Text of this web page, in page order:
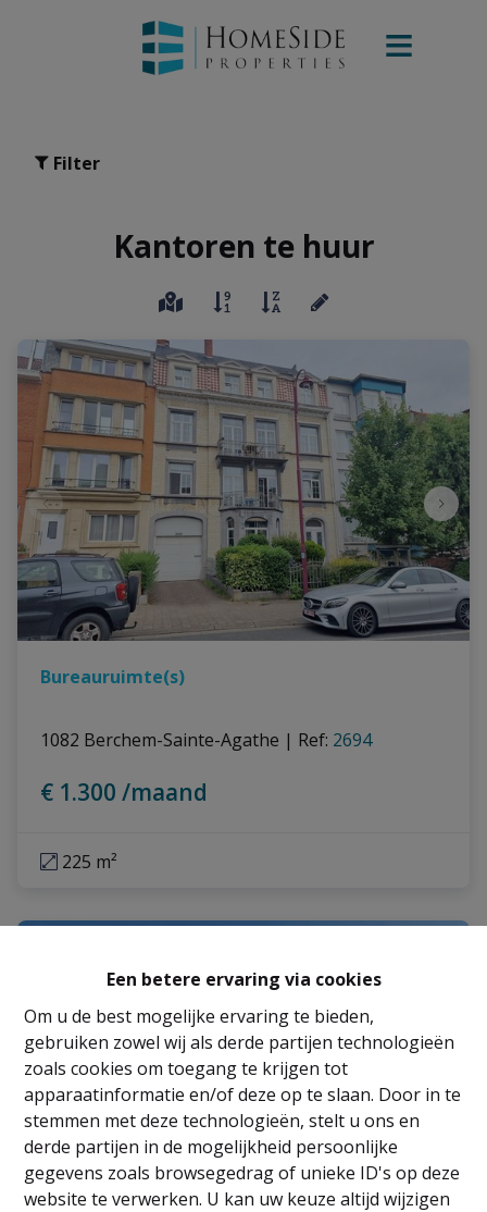
Een betere ervaring via cookies
Om u de best mogelijke ervaring te bieden,
gebruiken zowel wij als derde partijen technologieën
zoals cookies om toegang te krijgen tot
apparaatinformatie en/of deze op te slaan. Door in te
stemmen met deze technologieën, stelt u ons en
derde partijen in de mogelijkheid persoonlijke
gegevens zoals browsegedrag of unieke ID's op deze
website te verwerken. U kan uw keuze altijd wijzigen
Filter
Kantoren te huur
Bureauruimte(s)
1082 Berchem-Sainte-Agathe | Ref: 2694
€ 1.300 /maand
225 m²